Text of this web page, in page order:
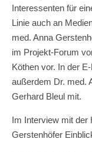
Interessenten für
Linie auch an
med. Anna
im Projekt-Forum
Köthen vor. In der
außerdem Dr. med.
Gerhard Bleul mit.
Im Interview mit der
Gerstenhöfer